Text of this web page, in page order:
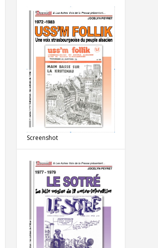
Screenshot